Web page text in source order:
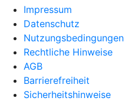
Impressum
Datenschutz
Nutzungsbedingungen
Rechtliche Hinweise
AGB
Barrierefreiheit
Sicherheitshinweise